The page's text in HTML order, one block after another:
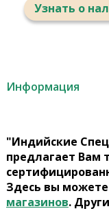
Узнать о
Информация
"Индийские
предлагает Вам
Здесь вы
магазинов.